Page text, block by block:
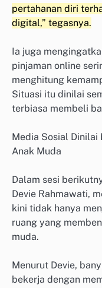
pertahanan diri
digital,” tegasnya.
Ia juga
pinjaman online
menghitung
Situasi itu dinilai
terbiasa membeli
Media Sosial
Anak Muda
Dalam sesi
Devie Rahmawati,
kini tidak hanya
ruang yang
muda.
Menurut Devie,
bekerja dengan